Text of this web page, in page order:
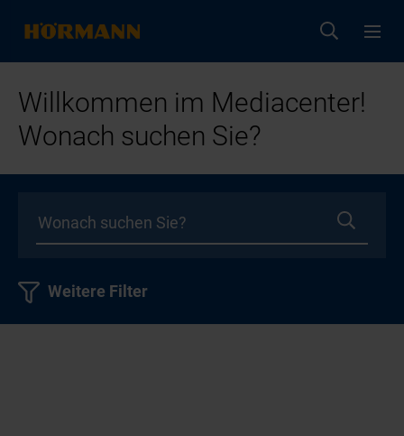
Willkommen im Mediacenter!
Wonach suchen Sie?
Weitere Filter